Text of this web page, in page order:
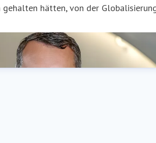
hätten, von der